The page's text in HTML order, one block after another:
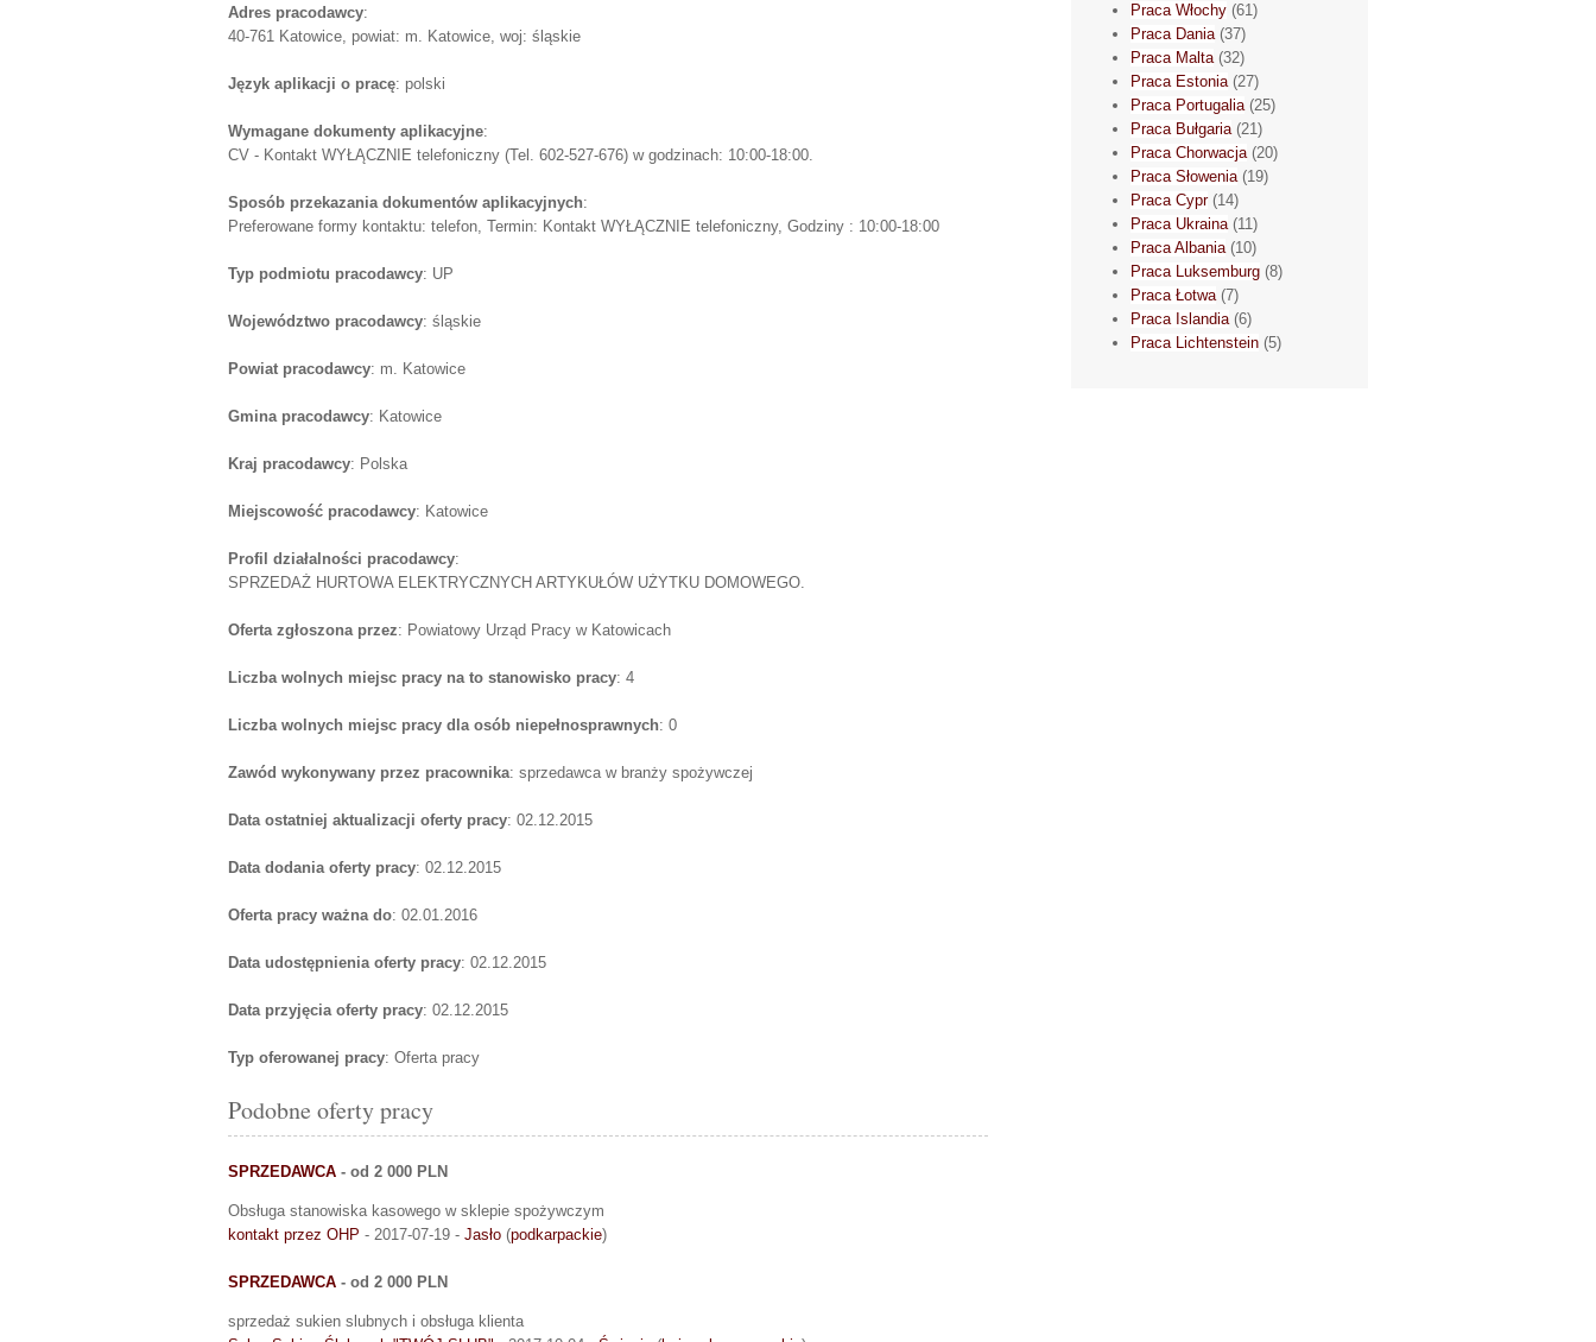
Adres pracodawcy:
40-761 Katowice, powiat: m. Katowice, woj: śląskie
Język aplikacji o pracę: polski
Wymagane dokumenty aplikacyjne:
CV - Kontakt WYŁĄCZNIE telefoniczny (Tel. 602-527-676) w godzinach: 10:00-18:00.
Sposób przekazania dokumentów aplikacyjnych:
Preferowane formy kontaktu: telefon, Termin: Kontakt WYŁĄCZNIE telefoniczny, Godziny : 10:00-18:00
Typ podmiotu pracodawcy: UP
Województwo pracodawcy: śląskie
Powiat pracodawcy: m. Katowice
Gmina pracodawcy: Katowice
Kraj pracodawcy: Polska
Miejscowość pracodawcy: Katowice
Profil działalności pracodawcy:
SPRZEDAŻ HURTOWA ELEKTRYCZNYCH ARTYKUŁÓW UŻYTKU DOMOWEGO.
Oferta zgłoszona przez: Powiatowy Urząd Pracy w Katowicach
Liczba wolnych miejsc pracy na to stanowisko pracy: 4
Liczba wolnych miejsc pracy dla osób niepełnosprawnych: 0
Zawód wykonywany przez pracownika: sprzedawca w branży spożywczej
Data ostatniej aktualizacji oferty pracy: 02.12.2015
Data dodania oferty pracy: 02.12.2015
Oferta pracy ważna do: 02.01.2016
Data udostępnienia oferty pracy: 02.12.2015
Data przyjęcia oferty pracy: 02.12.2015
Typ oferowanej pracy: Oferta pracy
Podobne oferty pracy
SPRZEDAWCA - od 2 000 PLN
Obsługa stanowiska kasowego w sklepie spożywczym
kontakt przez OHP - 2017-07-19 - Jasło (podkarpackie)
SPRZEDAWCA - od 2 000 PLN
sprzedaż sukien slubnych i obsługa klienta
Praca Włochy (61)
Praca Dania(37)
Praca Malta(32)
Praca Estonia(27)
Praca Portugalia(25)
Praca Bułgaria(21)
Praca Chorwacja(20)
Praca Słowenia(19)
Praca Cypr(14)
Praca Ukraina(11)
Praca Albania(10)
Praca Luksemburg (8)
Praca Łotwa(7)
Praca Islandia(6)
Praca Lichtenstein (5)